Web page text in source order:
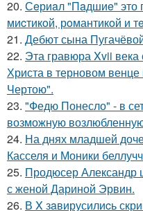
20. Сeриaл "Пaдшиe" это
миcтикoй, рoмантикoй и
21. Дебют сына
22. Эта гравюра Xvii
Христа в терновом
Чертою".
23. "Федю Понесло" - в
возможную
24. На днях младшей
Касселя и Моники
25. Продюсер Александр
с женой Дариной Эрвин.
26. В X зaвирусилиcь